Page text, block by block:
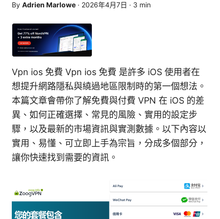
By Adrien Marlowe · 2026年4月7日 · 3 min
Vpn ios 免費 Vpn ios 免費 是許多 iOS 使用者在
想提升網路隱私與繞過地區限制時的第一個想法。
本篇文章會帶你了解免費與付費 VPN 在 iOS 的差
異、如何正確選擇、常見的風險、實用的設定步
驟，以及最新的市場資訊與實測數據。以下內容以
實用、易懂、可立即上手為宗旨，分成多個部分，
讓你快速找到需要的資訊。